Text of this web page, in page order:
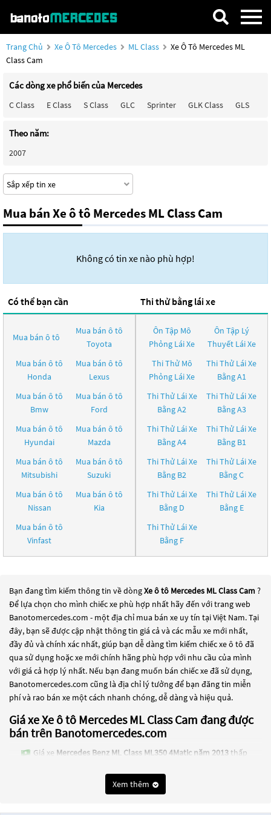
Trang Chủ Xe Ô Tô Mercedes ML Class
Xe Ô Tô Mercedes ML
Class Cam
Các dòng xe phổ biến của Mercedes
C Class E Class S Class GLC Sprinter GLK Class GLS
Theo năm:
2007
Mua bán Xe ô tô Mercedes ML Class Cam
Không có tin xe nào phù hợp!
Có thể bạn cần
Mua bán ô tô
Mua bán ô tô
Toyota
Mua bán ô tô
Honda
Mua bán ô tô
Lexus
Mua bán ô tô
Bmw
Mua bán ô tô
Ford
Mua bán ô tô
Hyundai
Mua bán ô tô
Mazda
Mua bán ô tô
Mitsubishi
Mua bán ô tô
Suzuki
Mua bán ô tô
Nissan
Mua bán ô tô
Kia
Mua bán ô tô
Vinfast
Thi thử bằng lái xe
Ôn Tập Mô
Phỏng Lái Xe
Ôn Tập Lý
Thuyết Lái Xe
Thi Thử Mô
Phỏng Lái Xe
Thi Thử Lái Xe
Bằng A1
Thi Thử Lái Xe
Bằng A2
Thi Thử Lái Xe
Bằng A3
Thi Thử Lái Xe
Bằng A4
Thi Thử Lái Xe
Bằng B1
Thi Thử Lái Xe
Bằng B2
Thi Thử Lái Xe
Bằng C
Thi Thử Lái Xe
Bằng D
Thi Thử Lái Xe
Bằng E
Thi Thử Lái Xe
Bằng F
Bạn đang tìm kiếm thông tin về dòngXe ô tô Mercedes ML Class Cam?
Để lựa chọn cho mình chiếc xe phù hợp nhất hãy đến với trang web
Banotomercedes.com - một địa chỉ mua bán xe uy tín tại Việt Nam. Tại
đây, bạn sẽ được cập nhật thông tin giá cả và các mẫu xe mới nhất,
đầy đủ và chính xác nhất, giúp bạn dễ dàng tìm kiếm chiếc xe ô tô đã
qua sử dụng hoặc xe mới chính hãng phù hợp với nhu cầu của mình
với giá cả hợp lý nhất. Nếu bạn đang muốn bán chiếc xe đã sử dụng,
Banotomercedes.com cũng là địa chỉ lý tưởng để bạn đăng tin miễn
phí và rao bán xe một cách nhanh chóng, dễ dàng và hiệu quả.
Giá xe Xe ô tô Mercedes ML Class Cam đang được
bán trên Banotomercedes.com
Giá xe Mercedes Benz ML Class ML350 4Matic năm 2013thấp
Mercedes Benz ML Class ML350 năm 2007
Xem thêm